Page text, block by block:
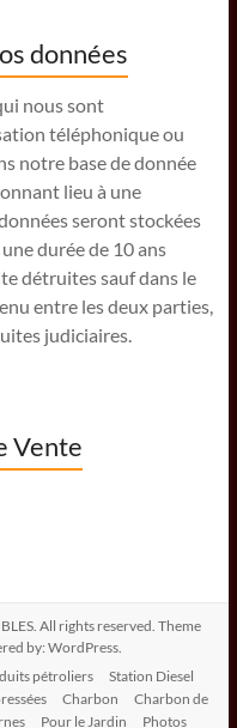
données
nous sont
téléphonique ou
notre base de donnée
lieu à une
seront stockées
durée de 10 ans
détruites sauf dans le
entre les deux parties,
judiciaires.
Vente
. All rights reserved. Theme
by:WordPress
pétroliers
Station Diesel
Charbon
Charbon de
Pour le Jardin Photos